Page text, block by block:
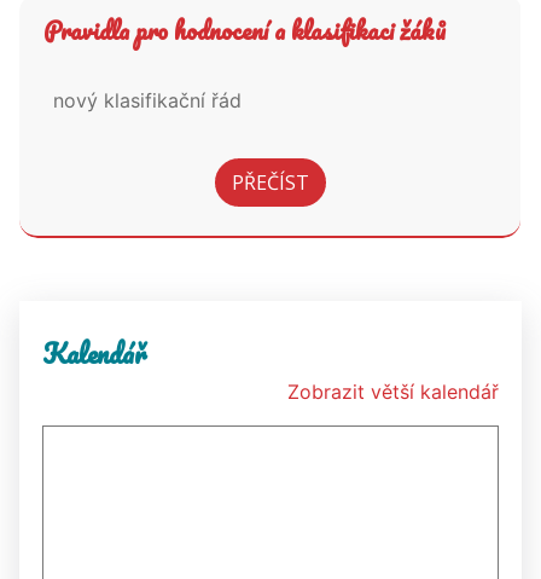
Pravidla pro hodnocení a klasifikaci žáků
nový klasifikační řád
PŘEČÍST
Kalendář
Zobrazit větší kalendář